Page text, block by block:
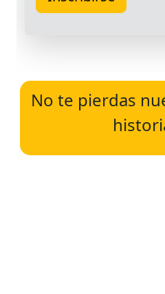
No te pierdas